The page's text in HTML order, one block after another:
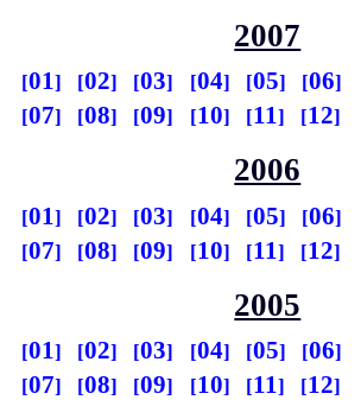
2007
01 02 03 04 05
06
07
08 09 10 11 12
2006
01 02 03 04 05
06
07
08 09 10 11 12
2005
01 02 03 04 05
06
07
08 09 10 11 12